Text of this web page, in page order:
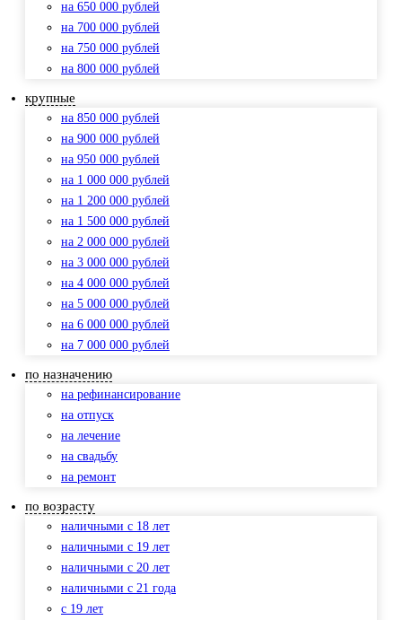
на 650 000 рублей
на 700 000 рублей
на 750 000 рублей
на 800 000 рублей
крупные
на 850 000 рублей
на 900 000 рублей
на 950 000 рублей
на 1 000 000 рублей
на 1 200 000 рублей
на 1 500 000 рублей
на 2 000 000 рублей
на 3 000 000 рублей
на 4 000 000 рублей
на 5 000 000 рублей
на 6 000 000 рублей
на 7 000 000 рублей
по назначению
на рефинансирование
на отпуск
на лечение
на свадьбу
на ремонт
по возрасту
наличными с 18 лет
наличными с 19 лет
наличными с 20 лет
наличными с 21 года
с 19 лет